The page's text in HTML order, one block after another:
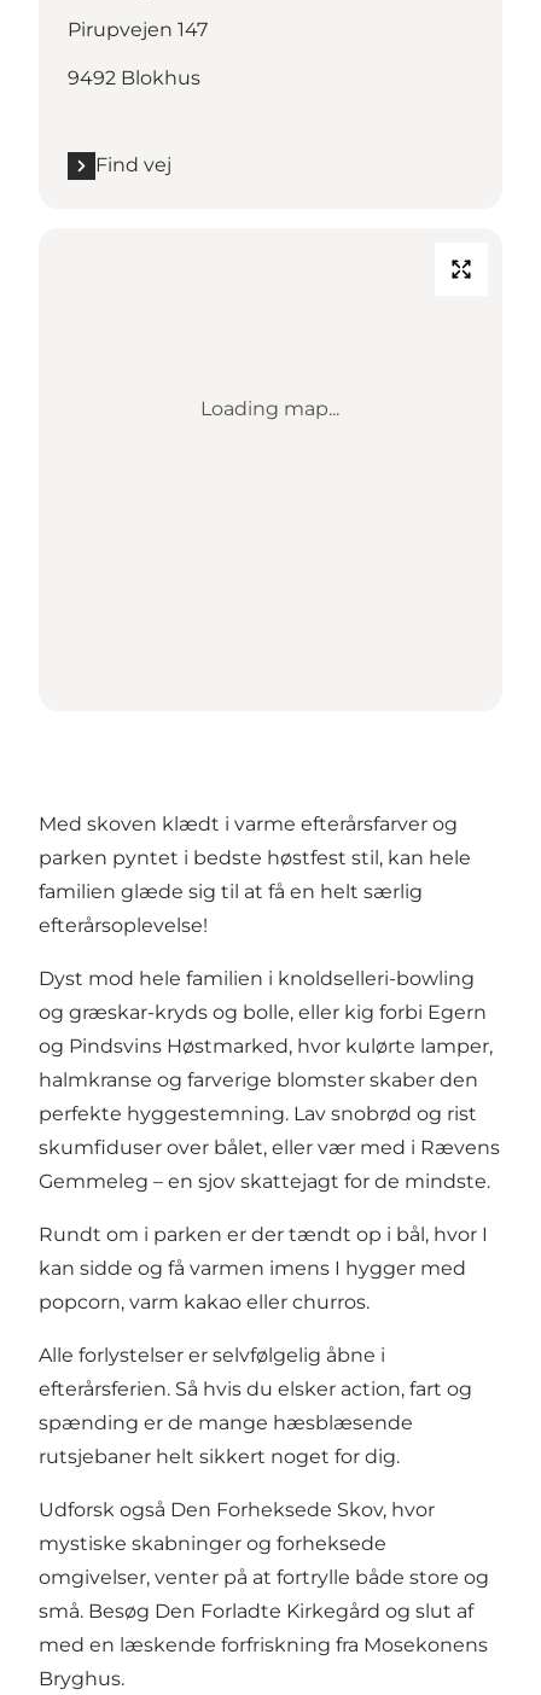
Pirupvejen 147
9492 Blokhus
Find vej
Loading map...
Med skoven klædt i varme efterårsfarver og
parken pyntet i bedste høstfest stil, kan hele
familien glæde sig til at få en helt særlig
efterårsoplevelse!
Dyst mod hele familien i knoldselleri-bowling
og græskar-kryds og bolle, eller kig forbi Egern
og Pindsvins Høstmarked, hvor kulørte lamper,
halmkranse og farverige blomster skaber den
perfekte hyggestemning. Lav snobrød og rist
skumfiduser over bålet, eller vær med i Rævens
Gemmeleg – en sjov skattejagt for de mindste.
Rundt om i parken er der tændt op i bål, hvor I
kan sidde og få varmen imens I hygger med
popcorn, varm kakao eller churros.
Alle forlystelser er selvfølgelig åbne i
efterårsferien. Så hvis du elsker action, fart og
spænding er de mange hæsblæsende
rutsjebaner helt sikkert noget for dig.
Udforsk også Den Forheksede Skov, hvor
mystiske skabninger og forheksede
omgivelser, venter på at fortrylle både store og
små. Besøg Den Forladte Kirkegård og slut af
med en læskende forfriskning fra Mosekonens
Bryghus.